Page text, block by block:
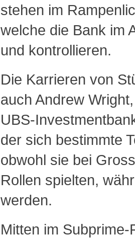
stehen im
welche die Bank im
und kontrollieren.
Die Karrieren von
auch Andrew
UBS-
der sich bestimmte
obwohl sie bei
Rollen spielten,
werden.
Mitten im Subprime-